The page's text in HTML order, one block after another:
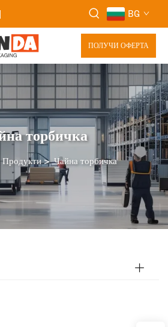
BG
ПОЛУЧИ ОФЕРТА
торбичка
Продукти>Чайна торбичка